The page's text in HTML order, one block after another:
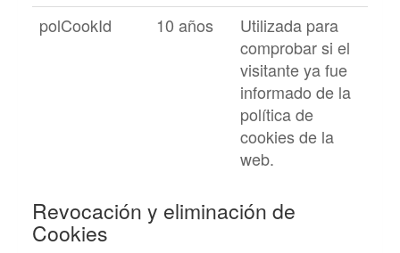
polCookId
10 años
Utilizada para
comprobar si el
visitante ya fue
informado de la
política de
cookies de la
web.
Revocación y eliminación de
Cookies